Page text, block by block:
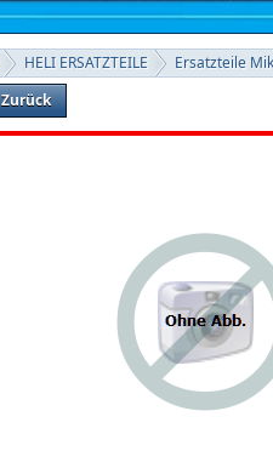
HELI ERSATZTEILE
Ersatzteile
Zurück